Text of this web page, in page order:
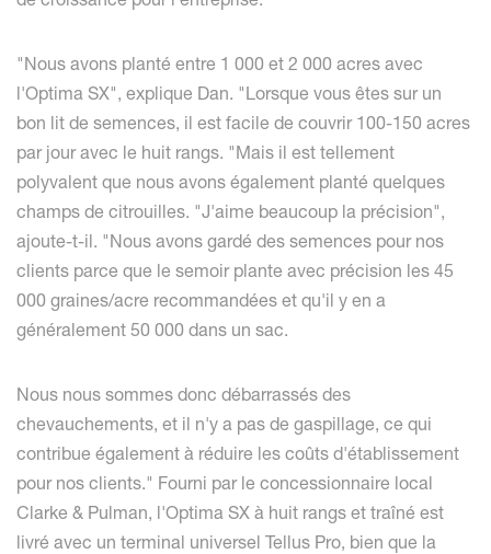
"Nous avons planté entre 1 000 et 2 000 acres avec
l'Optima SX", explique Dan. "Lorsque vous êtes sur un
bon lit de semences, il est facile de couvrir 100-150 acres
par jour avec le huit rangs. "Mais il est tellement
polyvalent que nous avons également planté quelques
champs de citrouilles. "J'aime beaucoup la précision",
ajoute-t-il. "Nous avons gardé des semences pour nos
clients parce que le semoir plante avec précision les 45
000 graines/acre recommandées et qu'il y en a
généralement 50 000 dans un sac.
Nous nous sommes donc débarrassés des
chevauchements, et il n'y a pas de gaspillage, ce qui
contribue également à réduire les coûts d'établissement
pour nos clients." Fourni par le concessionnaire local
Clarke & Pulman, l'Optima SX à huit rangs et traîné est
livré avec un terminal universel Tellus Pro, bien que la